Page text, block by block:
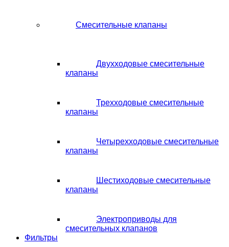
Смесительные клапаны
Двухходовые смесительные
клапаны
Трехходовые смесительные
клапаны
Четырехходовые смесительные
клапаны
Шестиходовые смесительные
клапаны
Электроприводы для
смесительных клапанов
Фильтры